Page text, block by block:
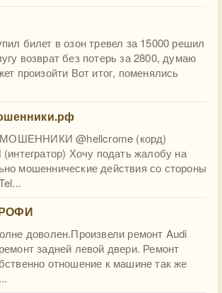
билет в озон тревел за 15000 решил
возврат без потерь за 2800, думаю
произойти Вот итог, поменялись
@hellcrome (корд)
Хочу подать жалобу на
мошеннические действия со стороны
доволен.Произвели ремонт Audi
задней левой двери. Ремонт
отношение к машине так же